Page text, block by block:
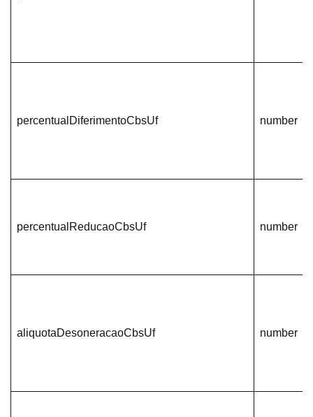
percentualDiferimentoCbsUf number
percentualReducaoCbsUf number
aliquotaDesoneracaoCbsUf number